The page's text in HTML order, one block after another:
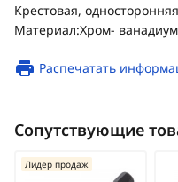
Крестовая,
Материал:Хром-
Распечатать
Сопутствующие
Лидер продаж